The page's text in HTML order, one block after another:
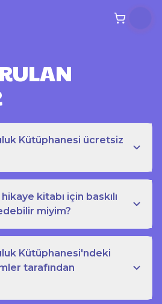
Kütüphanesi ücretsiz
kitabı için baskılı
miyim?
Kütüphanesi'ndeki
tarafından